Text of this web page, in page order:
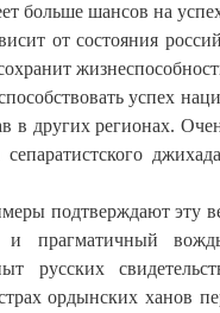
больше шансов на
от состояния
успех
в других регионах.
подтверждают эту
и прагматичный
русских
ордынских ханов